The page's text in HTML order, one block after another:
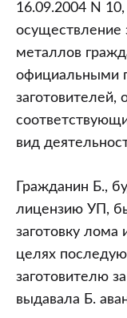
16.09.2004 N
осуществление
металлов
официальными
вид
Гражданин Б.,
лицензию УП,
заготовку лома
целях
заготовителю
выдавала Б.